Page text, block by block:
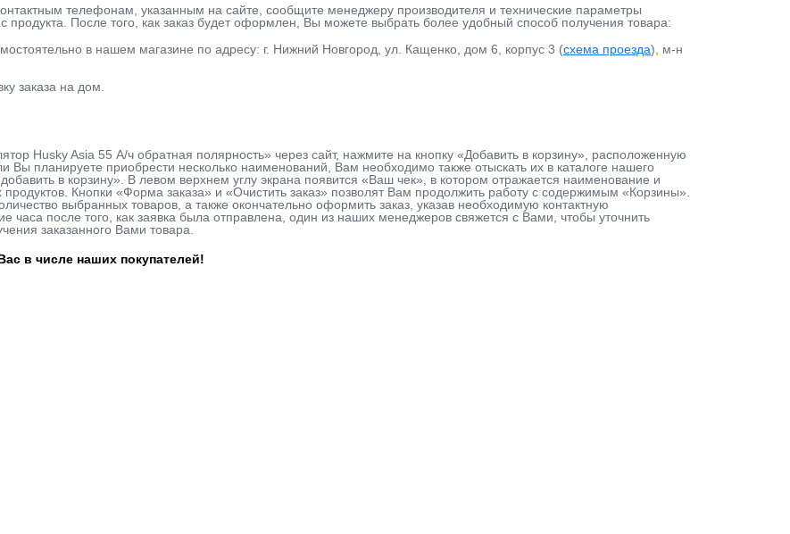
телефонам, указанным на сайте, сообщите менеджеру производителя и технические параметры
продукта. После того, как заказ будет оформлен, Вы можете выбрать более удобный способ получения товара:
в нашем магазине по адресу: г. Нижний Новгород, ул. Кащенко, дом 6, корпус 3 (схема проезда), м-н
заказа на дом.
Husky Asia 55 А/ч обратная полярнoсть» через сайт, нажмите на кнопку «Добавить в корзину», расположенную
Вы планируете приобрести несколько наименований, Вам необходимо также отыскать их в каталоге нашего
в корзину». В левом верхнем углу экрана появится «Ваш чек», в котором отражается наименование и
продуктов. Кнопки «Форма заказа» и «Очистить заказ» позволят Вам продолжить работу с содержимым «Корзины».
выбранных товаров, а также окончательно оформить заказ, указав необходимую контактную
часа после того, как заявка была отправлена, один из наших менеджеров свяжется с Вами, чтобы уточнить
заказанного Вами товара.
в числе наших покупателей!